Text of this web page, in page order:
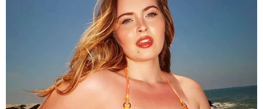
při -40 a +50).
Nízká cena.
Pohodlná forma dálkového
ovládání.
Pozinkované díly mohou